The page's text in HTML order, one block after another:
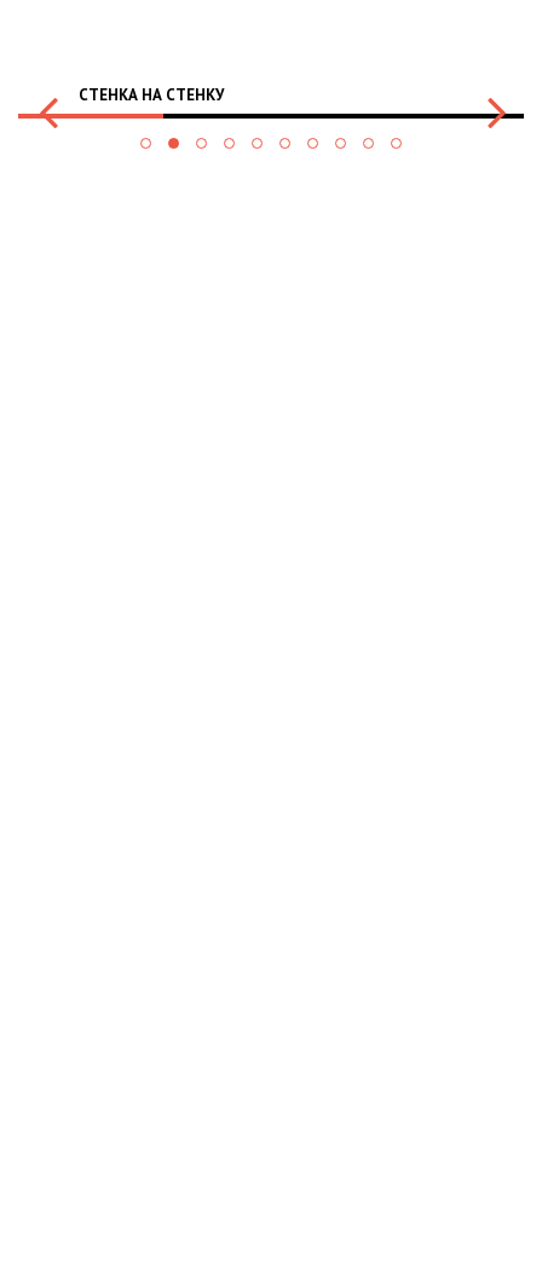
СТЕНКА НА СТЕНКУ